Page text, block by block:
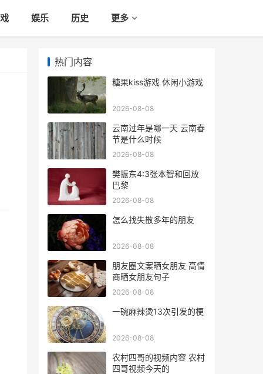
娱乐 历史 更多
热门内容
糖果kiss游戏 休闲小游戏
2026-08-08
云南过年是哪一天 云南春
节是什么时候
2026-08-08
樊振东4:3张本智和回放
巴黎
2026-08-08
怎么找失散多年的朋友
2026-08-08
朋友圈文案晒女朋友 高情
商晒女朋友句子
2026-08-08
一碗麻辣烫13次引发的梗
2026-08-08
农村四哥的视频内容 农村
四哥视频今天的